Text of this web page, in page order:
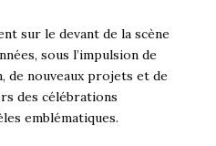
sur le devant de la scène
sous l’impulsion de
de nouveaux projets et de
des célébrations
emblématiques.